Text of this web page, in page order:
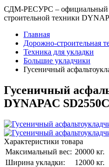
СДМ-РЕСУРС – официальный
строительной техники
Главная
Дорожно-строительная
Техника для укладки
Большие укладчики
Гусеничный
Гусеничный
DYNAPAC SD2550C
Характеристики товара
Максимальный вес: 20000 кг.
Ширина укладки:
12000 кг.